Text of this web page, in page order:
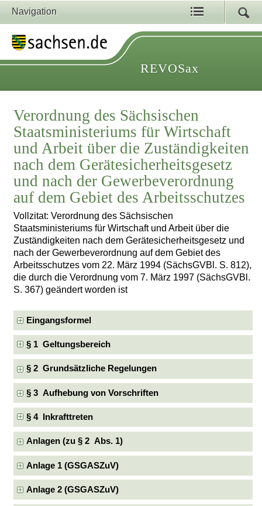
Navigation
REVOSax
Verordnung des Sächsischen
Staatsministeriums für Wirtschaft
und Arbeit über die Zuständigkeiten
nach dem Gerätesicherheitsgesetz
und nach der Gewerbeverordnung
auf dem Gebiet des Arbeitsschutzes
Vollzitat: Verordnung des Sächsischen
Staatsministeriums für Wirtschaft und Arbeit über die
Zuständigkeiten nach dem Gerätesicherheitsgesetz und
nach der Gewerbeverordnung auf dem Gebiet des
Arbeitsschutzes vom 22. März 1994 (SächsGVBl. S. 812),
die durch die Verordnung vom 7. März 1997 (SächsGVBl.
S. 367) geändert worden ist
Eingangsformel
§ 1 Geltungsbereich
§ 2 Grundsätzliche Regelungen
§ 3 Aufhebung von Vorschriften
§ 4 Inkrafttreten
Anlagen (zu § 2 Abs. 1)
Anlage 1 (GSGASZuV)
Anlage 2 (GSGASZuV)